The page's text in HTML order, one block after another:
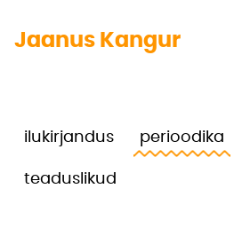
Jaanus Kangur
ilukirjandus perioodika
teaduslikud